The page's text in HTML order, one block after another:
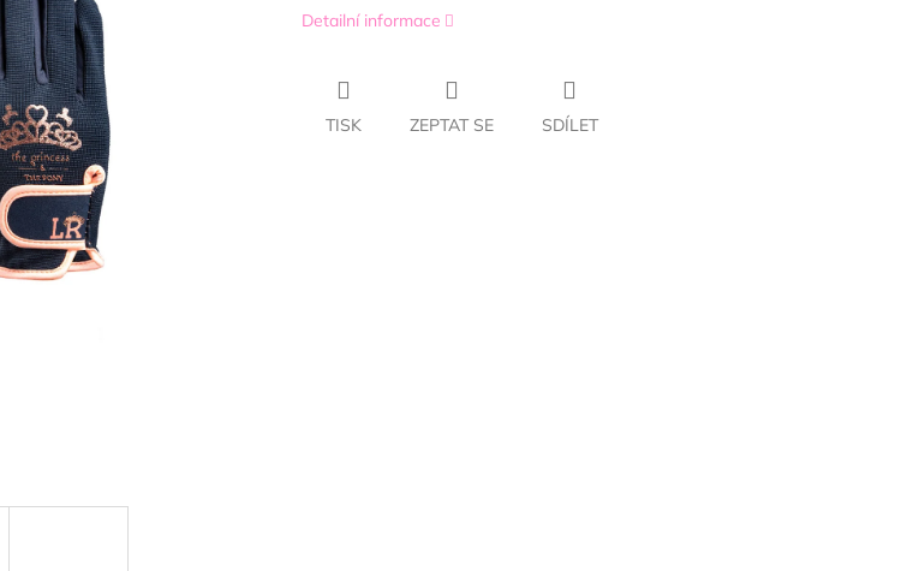
Detailní informace
TISK ZEPTAT SE SDÍLET